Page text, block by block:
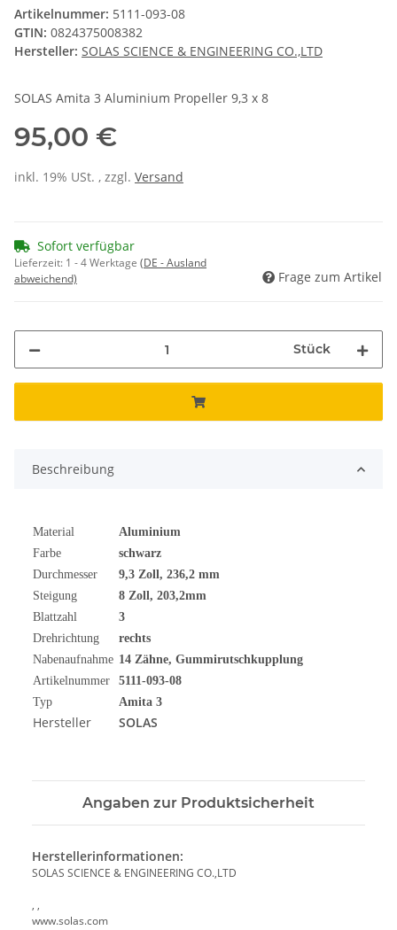
Artikelnummer: 5111-093-08
GTIN: 0824375008382
Hersteller: SOLAS SCIENCE & ENGINEERING CO.,LTD
SOLAS Amita 3 Aluminium Propeller 9,3 x 8
95,00 €
inkl. 19% USt. , zzgl. Versand
Sofort verfügbar
Lieferzeit: 1 - 4 Werktage (DE - Ausland
abweichend)
Frage zum Artikel
Stück
Beschreibung
Material
Aluminium
Farbe
schwarz
Durchmesser
9,3 Zoll, 236,2 mm
Steigung
8 Zoll, 203,2mm
Blattzahl
3
Drehrichtung
rechts
Nabenaufnahme 14 Zähne, Gummirutschkupplung
Artikelnummer
5111-093-08
Typ
Amita 3
Hersteller SOLAS
Angaben zur Produktsicherheit
Herstellerinformationen:
SOLAS SCIENCE & ENGINEERING CO.,LTD
, ,
www.solas.com